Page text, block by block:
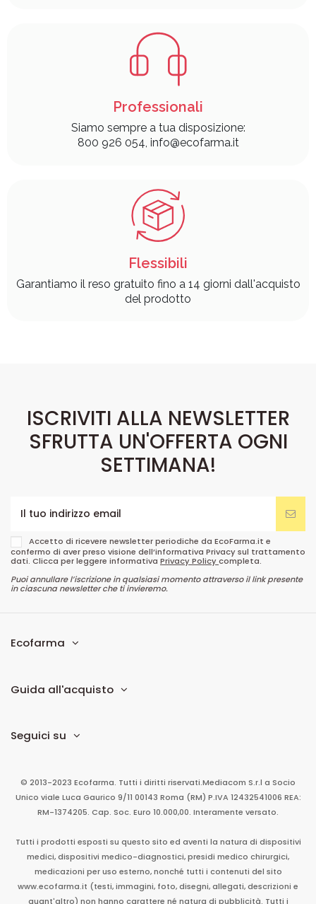
Professionali
Siamo sempre a tua disposizione:
800 926 054, info@ecofarma.it
Flessibili
Garantiamo il reso gratuito fino a 14 giorni dall'acquisto
del prodotto
ISCRIVITI ALLA NEWSLETTER
SFRUTTA UN'OFFERTA OGNI
SETTIMANA!
Accetto di ricevere newsletter periodiche da EcoFarma.it e
confermo di aver preso visione dell’informativa Privacy sul trattamento
dati. Clicca per leggere informativa Privacy Policycompleta.
Puoi annullare l’iscrizione in qualsiasi momento attraverso il link presente
in ciascuna newsletter che ti invieremo.
Ecofarma
Guida all'acquisto
Seguici su
© 2013-2023 Ecofarma. Tutti i diritti riservati.Mediacom S.r.l a Socio
Unico viale Luca Gaurico 9/11 00143 Roma (RM) P.IVA 12432541006 REA:
RM-1374205. Cap. Soc. Euro 10.000,00. Interamente versato.
Tutti i prodotti esposti su questo sito ed aventi la natura di dispositivi
medici, dispositivi medico-diagnostici, presidi medico chirurgici,
medicazioni per uso esterno, nonché tutti i contenuti del sito
www.ecofarma.it (testi, immagini, foto, disegni, allegati, descrizioni e
quant'altro) non hanno carattere né natura di pubblicità. Tutti i